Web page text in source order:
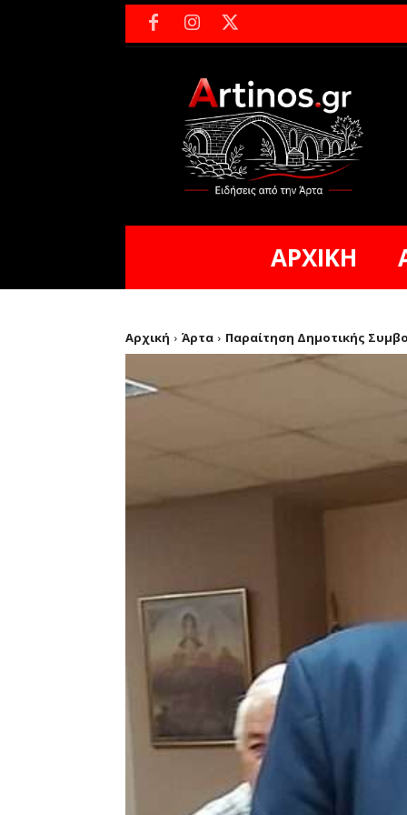
ΑΡΧΙΚΗ
Αρχική Άρτα Παραίτηση Δημοτικής